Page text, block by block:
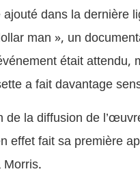
dans la dernière
man », un
était attendu,
a fait davantage
la diffusion de
effet fait sa première